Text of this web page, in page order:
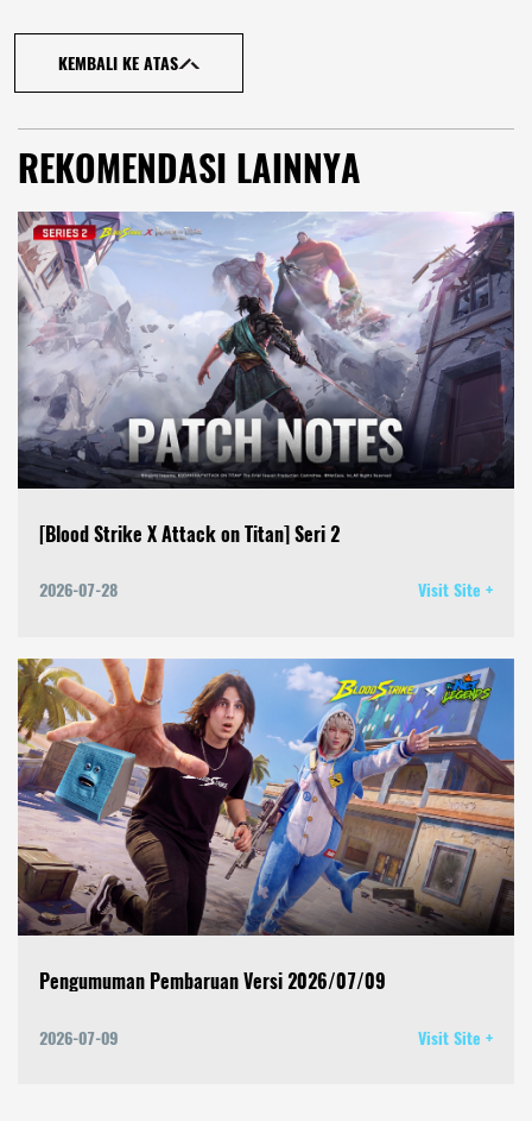
KEMBALI KE ATAS
REKOMENDASI LAINNYA
[Blood Strike X Attack on Titan] Seri 2
2026-07-28 Visit Site +
Pengumuman Pembaruan Versi 2026/07/09
2026-07-09 Visit Site +